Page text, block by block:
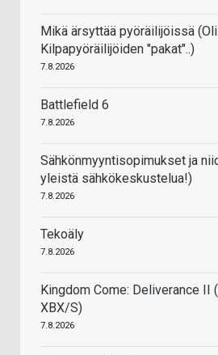
Mikä ärsyttää pyöräilijöissä (Oli:
Kilpapyöräilijöiden "pakat"..)
7.8.2026
Battlefield 6
7.8.2026
Sähkönmyyntisopimukset ja
yleistä sähkökeskustelua!)
7.8.2026
Tekoäly
7.8.2026
Kingdom Come: Deliverance II
XBX/S)
7.8.2026